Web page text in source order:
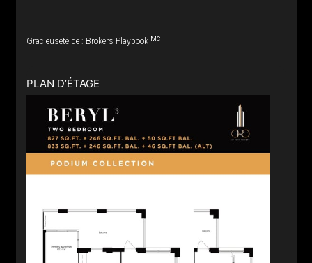
Gracieuseté de : Brokers Playbook MC
PLAN D’ÉTAGE